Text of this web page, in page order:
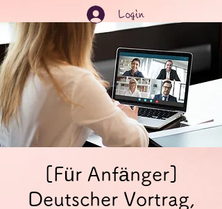
Login
[Für Anfänger]
Deutscher Vortrag,